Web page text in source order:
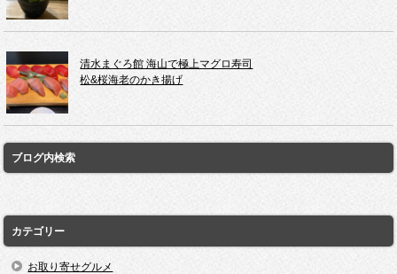
清水まぐろ館 海山で極上マグロ寿司
松&桜海老のかき揚げ
ブログ内検索
カテゴリー
お取り寄せグルメ